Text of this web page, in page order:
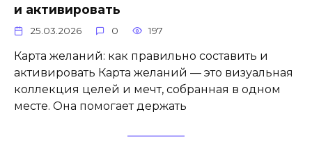
и активировать
25.03.2026 0 197
Карта желаний: как правильно составить и
активировать Карта желаний — это визуальная
коллекция целей и мечт, собранная в одном
месте. Она помогает держать